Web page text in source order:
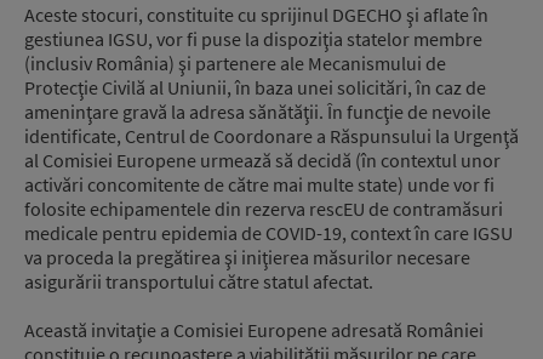
Aceste stocuri, constituite cu sprijinul DGECHO şi aflate în
gestiunea IGSU, vor fi puse la dispoziţia statelor membre
(inclusiv România) şi partenere ale Mecanismului de
Protecţie Civilă al Uniunii, în baza unei solicitări, în caz de
ameninţare gravă la adresa sănătăţii. În funcţie de nevoile
identificate, Centrul de Coordonare a Răspunsului la Urgenţă
al Comisiei Europene urmează să decidă (în contextul unor
activări concomitente de către mai multe state) unde vor fi
folosite echipamentele din rezerva rescEU de contramăsuri
medicale pentru epidemia de COVID-19, context în care IGSU
va proceda la pregătirea şi iniţierea măsurilor necesare
asigurării transportului către statul afectat.
Această invitaţie a Comisiei Europene adresată României
constituie o recunoaştere a viabilităţii măsurilor pe care